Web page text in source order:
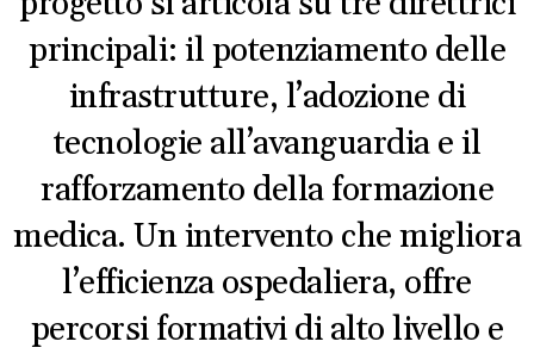
principali: il potenziamento delle
infrastrutture, l’adozione di
tecnologie all’avanguardia e il
rafforzamento della formazione
medica. Un intervento che migliora
l’efficienza ospedaliera, offre
percorsi formativi di alto livello e